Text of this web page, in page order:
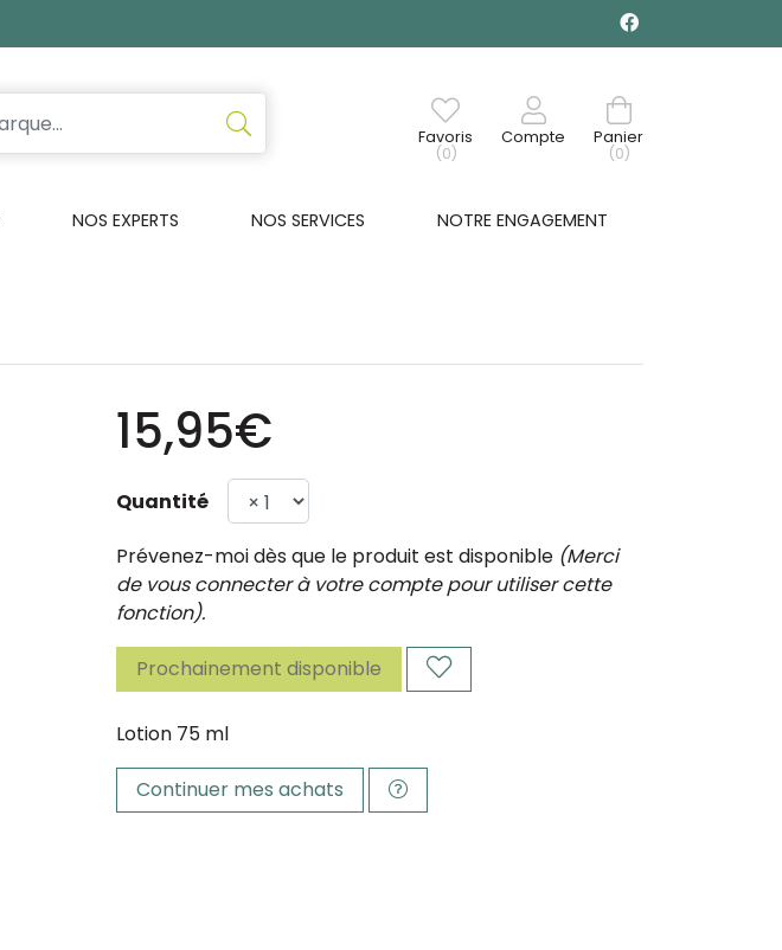
Favoris
(0)
Compte
Panier
(0)
NOS EXPERTS NOS SERVICES NOTRE ENGAGEMENT
15,95€
Quantité
Prévenez-moi dès que le produit est disponible (Merci
de vous connecter à votre compte pour utiliser cette
fonction).
Prochainement disponible
Lotion 75 ml
Continuer mes achats